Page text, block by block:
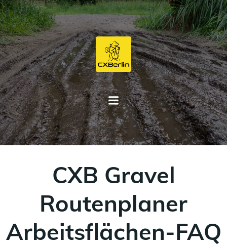
Zum
Inhalt
springen
CXB Gravel
Routenplaner
Arbeitsflächen-FAQ